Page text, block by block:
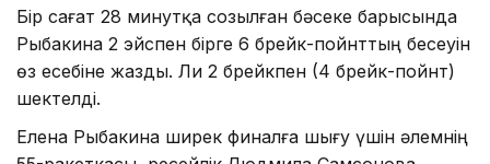
Бір сағат 28 минутқа созылған бәсеке барысында
Рыбакина 2 эйспен бірге 6 брейк-пойнттың бесеуін
өз есебіне жазды. Ли 2 брейкпен (4 брейк-пойнт)
шектелді.
Елена Рыбакина ширек финалға шығу үшін әлемнің